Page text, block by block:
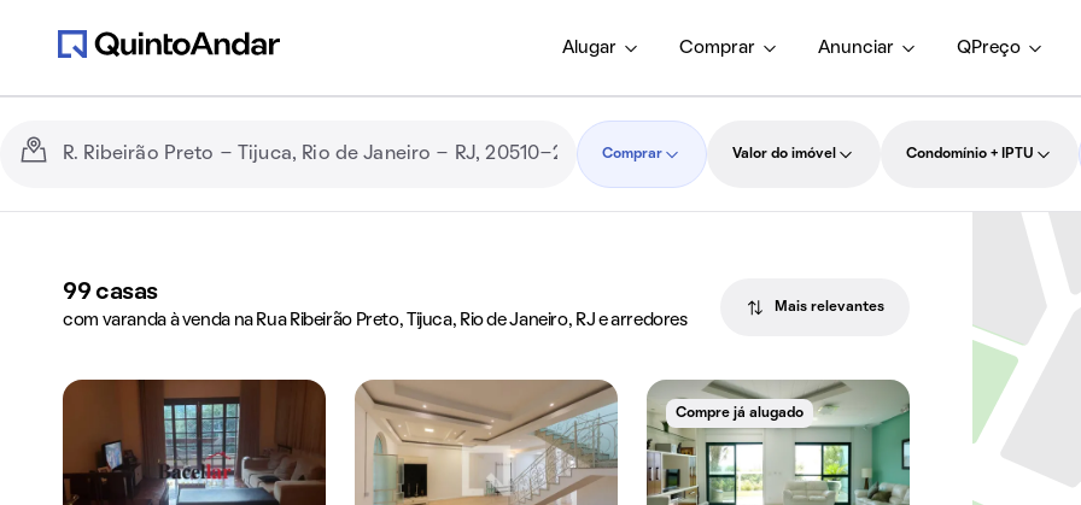
Alugar Comprar Anunciar QPreço
Comprar Valor do imóvel Condomínio + IPTU
99 casas
com varanda à venda na Rua Ribeirão Preto, Tijuca, Rio de Janeiro, RJ e arredores
Mais relevantes
Compre já alugado